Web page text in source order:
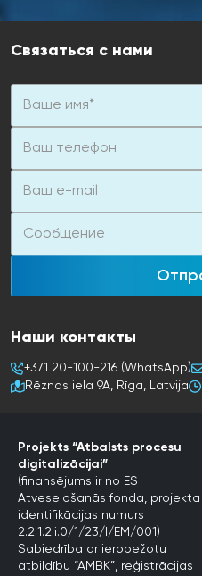
Связаться с нами
Наши контакты
+371 20-100-216 (WhatsApp)
Rēznas iela 9A, Rīga, Latvija
Projekts “Atbalsts procesu
digitalizācijai”
(finansējums ir no ES
Atveseļošanās fonda, projekta
identifikācijas numurs
2.2.1.2.i.0/1/23/I/EM/001)
Sabiedrība ar ierobežotu
atbildību “AMBK”, reģistrācijas